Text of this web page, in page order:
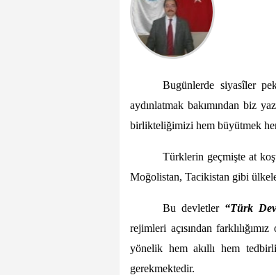
Bugünlerde siyasîler
aydınlatmak bakımından biz
birlikteliğimizi hem büyütmek
Türklerin geçmişte at
Moğolistan, Tacikistan gibi
Bu devletler “Türk
rejimleri açısından
yönelik hem akıllı hem
gerekmektedir.